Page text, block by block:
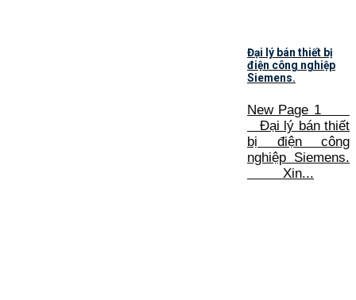
Đại lý bán thiết bị
điện công nghiệp
Siemens.
New Page 1
Đại lý bán thiết
bị điện công
nghiệp Siemens.
Xin...